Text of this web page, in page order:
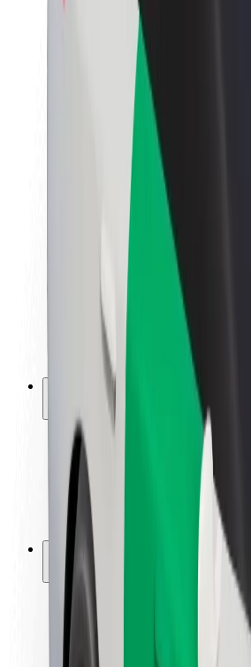
Σχετικά με τη Bolt
Βιωσιμότητα στη Bolt
Project Zero
Κέντρο Τύπου
Κατευθυντήριες γραμμές Brand
Αποστολή
Σχέσεις με Επενδυτές
Μάρκα
Μέσα ενημέρωσης
Urban Fund
Ασφάλεια επιβάτη
Ασφάλεια οδηγών
Ασφάλεια σκούτερ
Εργαστήριο ασφάλειας
Πόλεις
Τοποθεσίες
Λύσεις για την πόλη
Αεροδρόμια